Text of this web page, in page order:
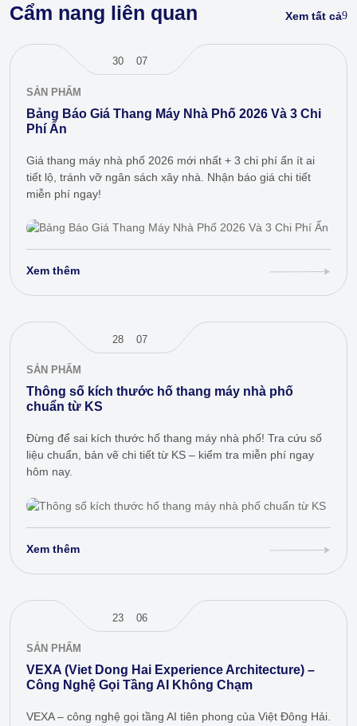
Cẩm nang liên quan Xem tất cả
30 07
SẢN PHẨM
Bảng Báo Giá Thang Máy Nhà Phố 2026 Và 3 Chi
Phí Ẩn
Giá thang máy nhà phố 2026 mới nhất + 3 chi phí ẩn ít ai
tiết lộ, tránh vỡ ngân sách xây nhà. Nhận báo giá chi tiết
miễn phí ngay!
Xem thêm
28 07
SẢN PHẨM
Thông số kích thước hố thang máy nhà phố
chuẩn từ KS
Đừng để sai kích thước hố thang máy nhà phố! Tra cứu số
liệu chuẩn, bản vẽ chi tiết từ KS – kiểm tra miễn phí ngay
hôm nay.
Xem thêm
23 06
SẢN PHẨM
VEXA (Viet Dong Hai Experience Architecture) –
Công Nghệ Gọi Tầng AI Không Chạm
VEXA – công nghệ gọi tầng AI tiên phong của Việt Đông Hải.